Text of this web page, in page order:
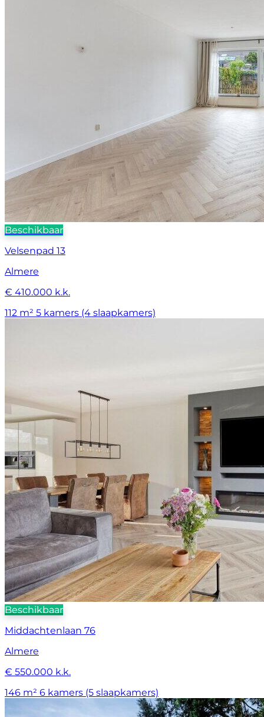
Beschikbaar
Velsenpad 13
Almere
€ 410.000 k.k.
112 m² 5 kamers (4 slaapkamers)
Beschikbaar
Middachtenlaan 76
Almere
€ 550.000 k.k.
146 m² 6 kamers (5 slaapkamers)